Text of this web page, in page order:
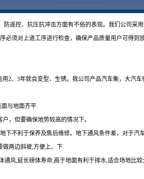
遥控、抗压抗冲击方面有不俗的表现。 我们公司采
必须对上道工序进行检查，确保产品质量用户可得到
2、3年就会变型、生锈。我公司产品汽车衡，大汽
与地面齐平.
，但要确保地势较高的情况下。
下不利于保养及售后维修。地下通风条件差，对于汽
做两边斜坡,方便上、下.
通风,延长磅体寿命,高于地面有利于排水,适合场地比